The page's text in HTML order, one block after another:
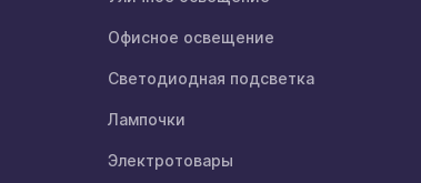
Офисное освещение
Светодиодная подсветка
Лампочки
Электротовары